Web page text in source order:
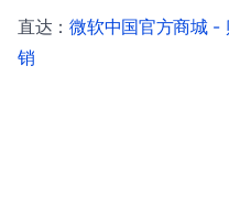
直达：微软中国官方商城 -
销